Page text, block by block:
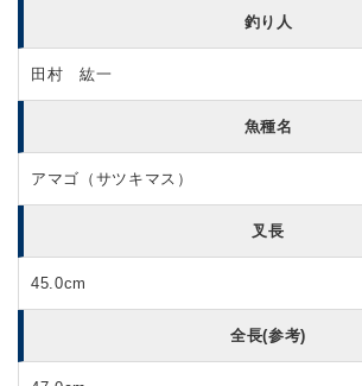
釣り人
田村 紘一
魚種名
アマゴ（サツキマス）
叉長
45.0cm
全長(参考)